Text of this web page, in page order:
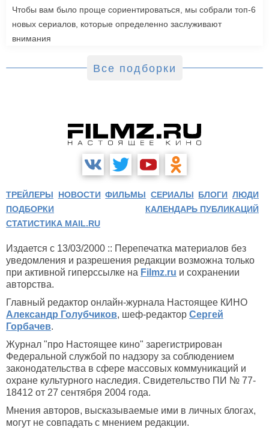
Чтобы вам было проще сориентироваться, мы собрали топ-6
новых сериалов, которые определенно заслуживают
внимания
Все подборки
ТРЕЙЛЕРЫ НОВОСТИ ФИЛЬМЫ СЕРИАЛЫ БЛОГИ ЛЮДИ
ПОДБОРКИ
КАЛЕНДАРЬ ПУБЛИКАЦИЙ
СТАТИСТИКА MAIL.RU
Издается с 13/03/2000 :: Перепечатка материалов без
уведомления и разрешения редакции возможна только
при активной гиперссылке на Filmz.ru и сохранении
авторства.
Главный редактор онлайн-журнала Настоящее КИНО
Александр Голубчиков, шеф-редактор Сергей
Горбачев.
Журнал "про Настоящее кино" зарегистрирован
Федеральной службой по надзору за соблюдением
законодательства в сфере массовых коммуникаций и
охране культурного наследия. Свидетельство ПИ № 77-
18412 от 27 сентября 2004 года.
Мнения авторов, высказываемые ими в личных блогах,
могут не совпадать с мнением редакции.